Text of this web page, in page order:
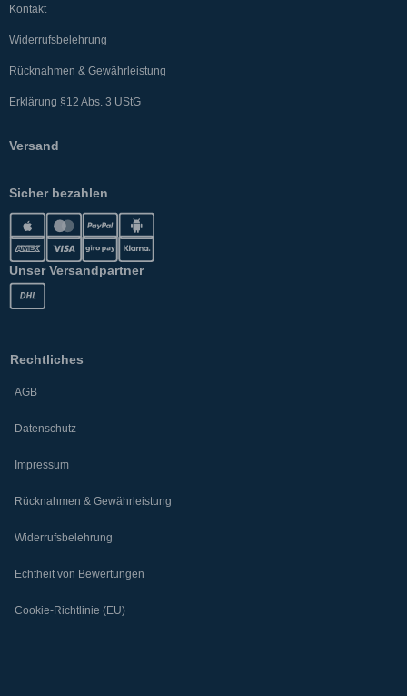
Kontakt
Widerrufsbelehrung
Rücknahmen & Gewährleistung
Erklärung §12 Abs. 3 UStG
Versand
Sicher bezahlen
Unser Versandpartner
Rechtliches
AGB
Datenschutz
Impressum
Rücknahmen & Gewährleistung
Widerrufsbelehrung
Echtheit von Bewertungen
Cookie-Richtlinie (EU)